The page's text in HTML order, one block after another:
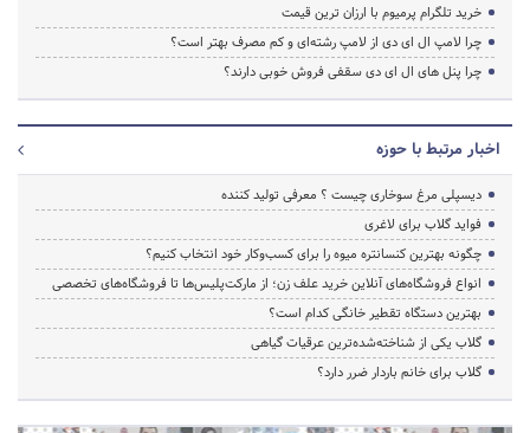
خرید تلگرام پرمیوم با ارزان ترین قیمت
چرا لامپ ال ای دی از لامپ رشته‌ای و کم مصرف بهتر است؟
چرا پنل های ال ای دی سقفی فروش خوبی دارند؟
اخبار مرتبط با حوزه
دیسپلی مرغ سوخاری چیست ؟ معرفی تولید کننده
فواید گلاب برای لاغری
چگونه بهترین کنسانتره میوه را برای کسب‌وکار خود انتخاب کنیم؟
انواع فروشگاه‌های آنلاین خرید علف زن؛ از مارکت‌پلیس‌ها تا فروشگاه‌های تخصصی
بهترین دستگاه تقطیر خانگی کدام است؟
گلاب یکی از شناخته‌شده‌ترین عرقیات گیاهی
گلاب برای خانم باردار ضرر دارد؟